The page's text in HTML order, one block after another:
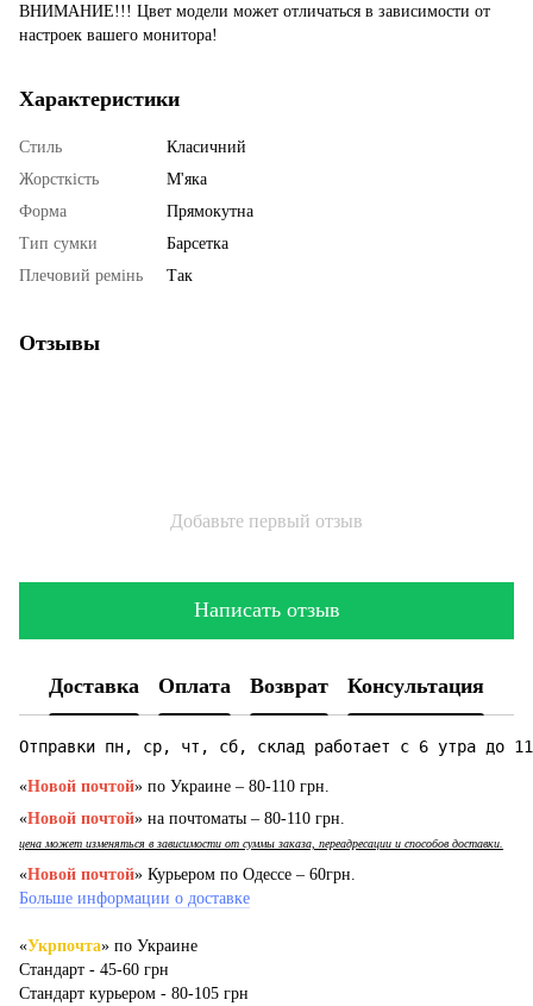
ВНИМАНИЕ!!! Цвет модели может отличаться в зависимости от
настроек вашего монитора!
Характеристики
Стиль
Класичний
Жорсткість
М'яка
Форма
Прямокутна
Тип сумки
Барсетка
Плечовий ремінь
Так
Отзывы
Добавьте первый отзыв
Написать отзыв
Доставка Оплата Возврат Консультация
Отправки пн, ср, чт, сб, склад работает с 6 утра до
«Новой почтой» по Украине – 80-110 грн.
«Новой почтой» на почтоматы – 80-110 грн.
цена может изменяться в зависимости от суммы заказа, переадресации и способов доставки.
«Новой почтой» Курьером по Одессе – 60грн.
Больше информации о доставке
«Укрпочта» по Украине
Стандарт - 45-60 грн
Стандарт курьером - 80-105 грн